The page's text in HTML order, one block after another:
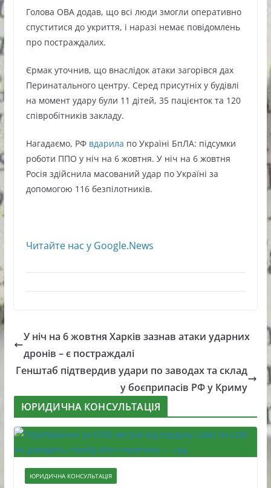
Голова ОВА додав, що всі люди змогли оперативно
спуститися до укриття, і наразі немає повідомлень
про постраждалих.
Єрмак уточнив, що внаслідок атаки загорівся дах
Перинатального центру. Серед присутніх у будівлі
на момент удару були 11 дітей, 35 пацієнток та 120
співробітників закладу.
Нагадаємо, РФ вдарила по Україні БпЛА: підсумки
роботи ППО у ніч на 6 жовтня. У ніч на 6 жовтня
Росія здійснила масований удар по Україні за
допомогою 116 безпілотників.
Читайте нас у Google.News
У ніч на 6 жовтня Харків зазнав атаки ударних
дронів – є постраждалі
Генштаб підтвердив удари по заводах та склад
у боєприпасів РФ у Криму
ЮРИДИЧНА КОНСУЛЬТАЦІЯ
ЮРИДИЧНА КОНСУЛЬТАЦІЯ